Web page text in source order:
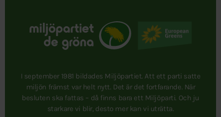
I september 1981 bildades Miljöpartiet. Att ett parti satte
miljön främst var helt nytt. Det är det fortfarande. När
besluten ska fattas – då finns bara ett Miljöparti. Och ju
starkare vi blir, desto mer kan vi uträtta.